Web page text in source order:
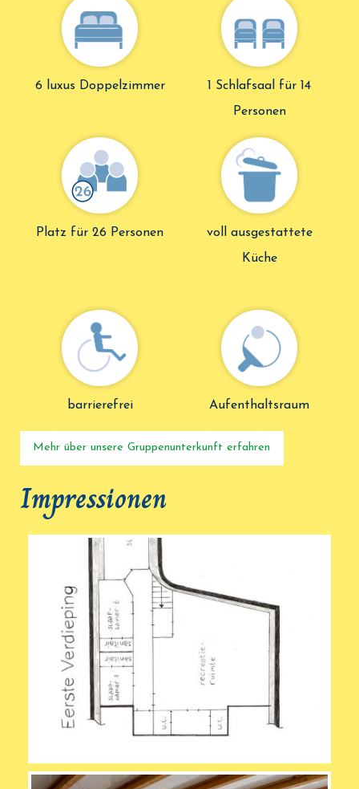
6 luxus Doppelzimmer
1 Schlafsaal für 14
Personen
Platz für 26 Personen
voll ausgestattete
Küche
barrierefrei Aufenthaltsraum
Mehr über unsere Gruppenunterkunft erfahren
Impressionen